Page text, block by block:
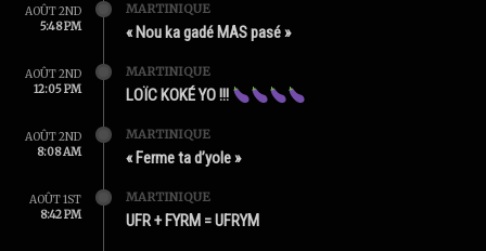
AOÛT 2ND
5:48 PM
MARTINIQUE
« Nou ka gadé MAS pasé »
AOÛT 2ND
12:05 PM
MARTINIQUE
LOÏC KOKÉ YO !!!
AOÛT 2ND
8:08 AM
MARTINIQUE
« Ferme ta d’yole »
AOÛT 1ST
8:42 PM
MARTINIQUE
UFR + FYRM = UFRYM